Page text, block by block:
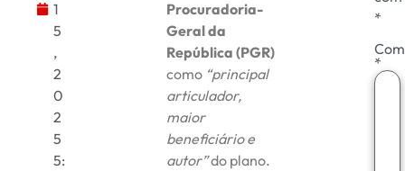
1
5
,
2
0
2
5
5:
Procuradoria-
Geral da
República (PGR)
como “principal
articulador,
maior
beneficiário e
autor”do plano.
*
*